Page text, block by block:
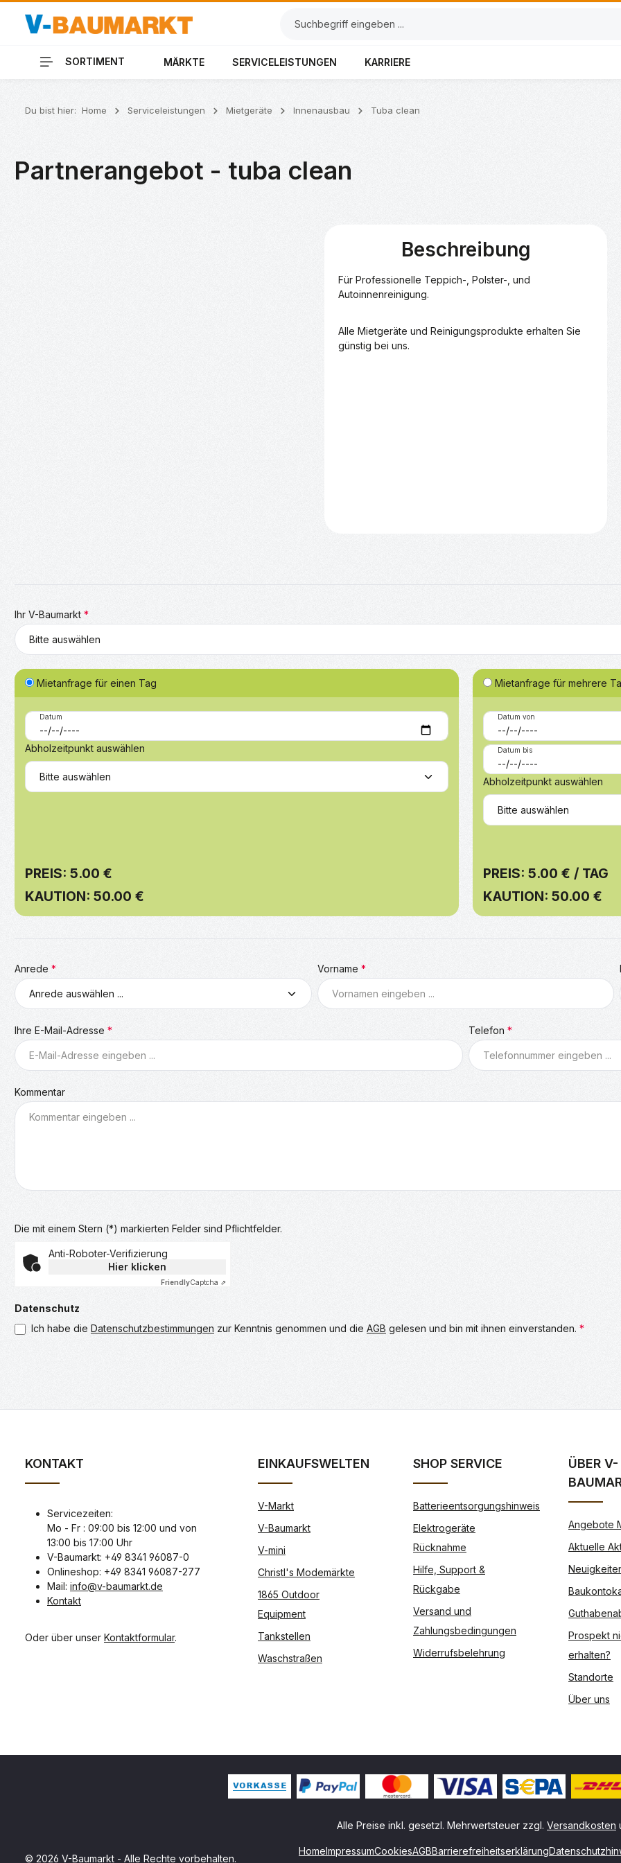
Hauptinhalt springen
Zur Suche springen
Zur Hauptnavigation springen
SORTIMENT MÄRKTE SERVICELEISTUNGEN KARRIERE
Du bist hier: Home Serviceleistungen Mietgeräte Innenausbau Tuba clean
Partnerangebot - tuba clean
Beschreibung
Für Professionelle Teppich-, Polster-, und
Autoinnenreinigung.
Alle Mietgeräte und Reinigungsprodukte erhalten Sie
günstig bei uns.
Ihr V-Baumarkt *
Mietanfrage für einen Tag
Datum
Abholzeitpunkt auswählen
PREIS: 5.00 €
KAUTION: 50.00 €
Mietanfrage für mehrere
Datum von
Datum bis
Abholzeitpunkt auswählen
PREIS: 5.00 € / TAG
KAUTION: 50.00 €
Anrede * Vorname *
Ihre E-Mail-Adresse * Telefon *
Kommentar
Die mit einem Stern (*) markierten Felder sind Pflichtfelder.
Anti-Roboter-Verifizierung
Hier klicken
FriendlyCaptcha ⇗
Datenschutz
Ich habe die Datenschutzbestimmungen zur Kenntnis genommen und die AGB gelesen und bin mit ihnen einverstanden. *
KONTAKT
Servicezeiten:
Mo - Fr : 09:00 bis 12:00 und von
13:00 bis 17:00 Uhr
V-Baumarkt: +49 8341 96087-0
Onlineshop: +49 8341 96087-277
Mail: info@v-baumarkt.de
Kontakt
Oder über unser Kontaktformular.
EINKAUFSWELTEN
V-Markt
V-Baumarkt
V-mini
Christl's Modemärkte
1865 Outdoor
Equipment
Tankstellen
Waschstraßen
SHOP SERVICE
Batterieentsorgungshinweis
Elektrogeräte
Rücknahme
Hilfe, Support &
Rückgabe
Versand und
Zahlungsbedingungen
Widerrufsbelehrung
ÜBER V-
Angebote
Aktuelle
Prospekt
erhalten?
Standorte
Über uns
Alle Preise inkl. gesetzl. Mehrwertsteuer zzgl. Versandkosten
© 2026 V-Baumarkt - Alle Rechte vorbehalten.
HomeImpressumCookiesAGBBarrierefreiheitserklärung